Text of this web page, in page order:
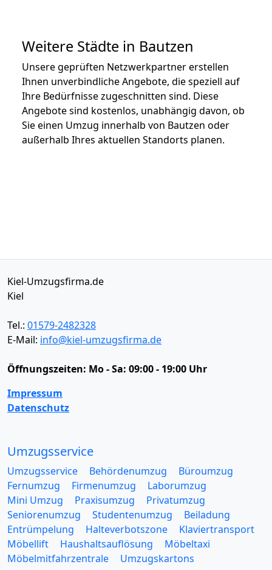
Weitere Städte in Bautzen
Unsere geprüften Netzwerkpartner erstellen
Ihnen unverbindliche Angebote, die speziell auf
Ihre Bedürfnisse zugeschnitten sind. Diese
Angebote sind kostenlos, unabhängig davon, ob
Sie einen Umzug innerhalb von Bautzen oder
außerhalb Ihres aktuellen Standorts planen.
Kiel-Umzugsfirma.de
Kiel
Tel.: 01579-2482328
E-Mail: info@kiel-umzugsfirma.de
Öffnungszeiten: Mo - Sa: 09:00 - 19:00 Uhr
Impressum
Datenschutz
Umzugsservice
Umzugsservice Behördenumzug
Büroumzug
Fernumzug
Firmenumzug
Laborumzug
Mini Umzug
Praxisumzug
Privatumzug
Seniorenumzug
Studentenumzug
Beiladung
Entrümpelung
Halteverbotszone
Klaviertransport
Möbellift
Haushaltsauflösung
Möbeltaxi
Möbelmitfahrzentrale
Umzugskartons